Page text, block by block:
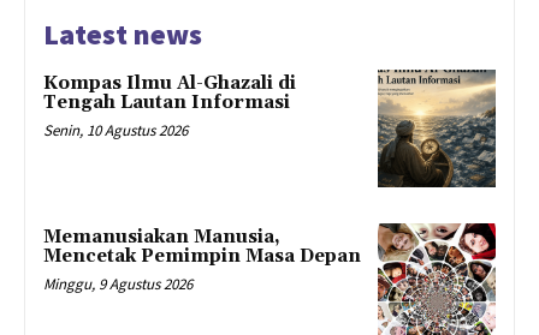
Latest news
Kompas Ilmu Al-Ghazali di
Tengah Lautan Informasi
Senin, 10 Agustus 2026
Memanusiakan Manusia,
Mencetak Pemimpin Masa Depan
Minggu, 9 Agustus 2026